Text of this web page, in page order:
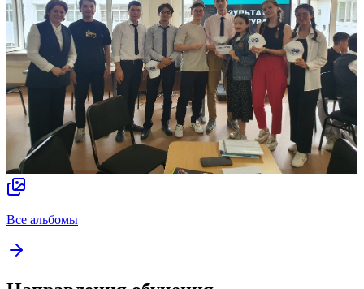
Все альбомы